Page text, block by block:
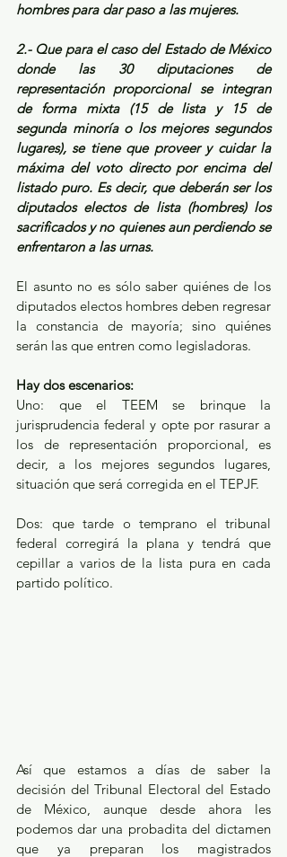
hombres para dar paso a las mujeres.
2.- Que para el caso del Estado de México
donde las 30 diputaciones de
representación proporcional se integran
de forma mixta (15 de lista y 15 de
segunda minoría o los mejores segundos
lugares), se tiene que proveer y cuidar la
máxima del voto directo por encima del
listado puro. Es decir, que deberán ser los
diputados electos de lista (hombres) los
sacrificados y no quienes aun perdiendo se
enfrentaron a las urnas.
El asunto no es sólo saber quiénes de los
diputados electos hombres deben regresar
la constancia de mayoría; sino quiénes
serán las que entren como legisladoras.
Hay dos escenarios:
Uno: que el TEEM se brinque la
jurisprudencia federal y opte por rasurar a
los de representación proporcional, es
decir, a los mejores segundos lugares,
situación que será corregida en el TEPJF.
Dos: que tarde o temprano el tribunal
federal corregirá la plana y tendrá que
cepillar a varios de la lista pura en cada
partido político.
Así que estamos a días de saber la
decisión del Tribunal Electoral del Estado
de México, aunque desde ahora les
podemos dar una probadita del dictamen
que ya preparan los magistrados